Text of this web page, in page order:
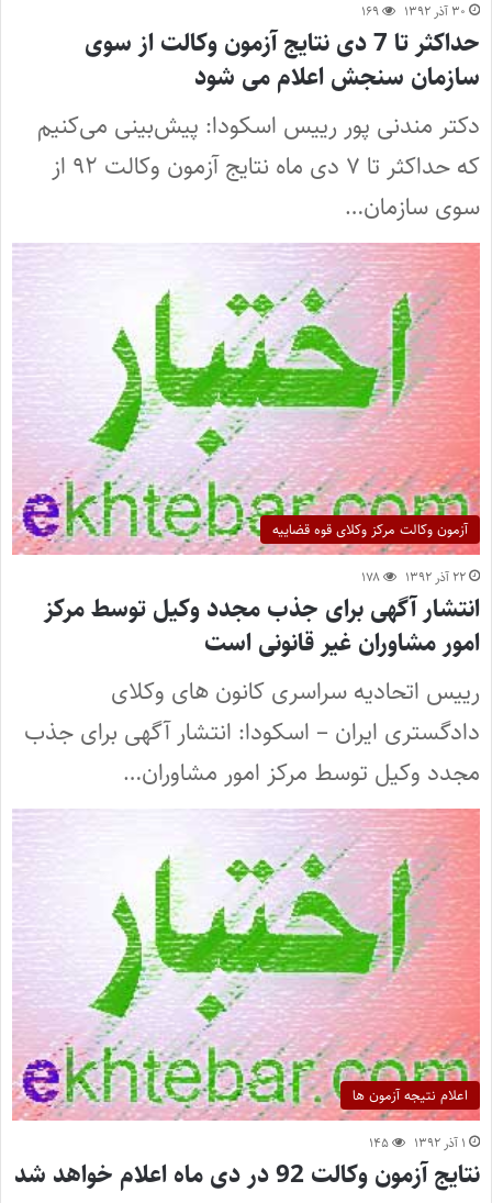
۳۰ آذر ۱۳۹۲ ۱۶۹
حداکثر تا 7 دی نتایج آزمون وکالت از سوی
سازمان سنجش اعلام می شود
دکتر مندنی پور رییس اسکودا: پیش‌بینی می‌کنیم
که حداکثر تا ۷ دی ماه نتایج آزمون وکالت ۹۲ از
سوی سازمان…
آزمون وکالت مرکز وکلای قوه قضاییه
۲۲ آذر ۱۳۹۲ ۱۷۸
انتشار آگهی برای جذب مجدد وکیل توسط مرکز
امور مشاوران غیر قانونی است
رییس اتحادیه سراسری کانون های وکلای
دادگستری ایران – اسکودا: انتشار آگهی برای جذب
مجدد وکیل توسط مرکز امور مشاوران…
اعلام نتیجه آزمون ها
۱ آذر ۱۳۹۲ ۱۴۵
نتایج آزمون وکالت 92 در دی ماه اعلام خواهد شد